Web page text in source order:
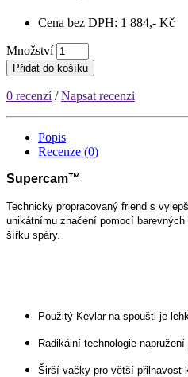
Cena bez DPH: 1 884,- Kč
Množství
Přidat do košíku
0 recenzí/Napsat recenzi
Popis
Recenze (0)
Supercam™
Technicky propracovaný friend s
unikátnímu značení pomocí
šířku spáry.
Použitý Kevlar na spoušti je
Radikální technologie
Širší vačky pro větší přilnavost